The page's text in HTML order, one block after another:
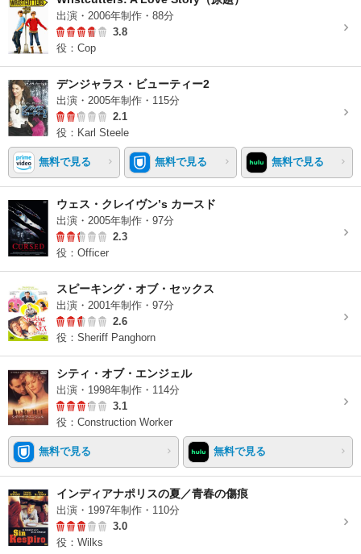
出演・2006年制作・88分
3.8
役：Cop
デンジャラス・ビューティー2
出演・2005年制作・115分
2.1
役：Karl Steele
無料で見る 無料で見る 無料で見る
ウェス・クレイヴン’s カースド
出演・2005年制作・97分
2.3
役：Officer
スピーキング・オブ・セックス
出演・2001年制作・97分
2.6
役：Sheriff Panghorn
シティ・オブ・エンジェル
出演・1998年制作・114分
3.1
役：Construction Worker
無料で見る 無料で見る
インディアナポリスの夏／青春の傷痕
出演・1997年制作・110分
3.0
役：Wilks